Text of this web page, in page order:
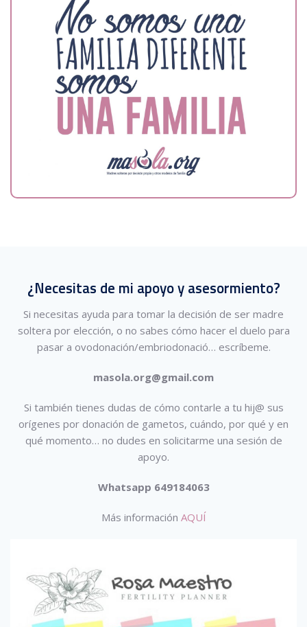
¿Necesitas de mi apoyo y asesormiento?
Si necesitas ayuda para tomar la decisión de ser madre
soltera por elección, o no sabes cómo hacer el duelo para
pasar a ovodonación/embriodonació… escríbeme.
masola.org@gmail.com
Si también tienes dudas de cómo contarle a tu hij@ sus
orígenes por donación de gametos, cuándo, por qué y en
qué momento… no dudes en solicitarme una sesión de
apoyo.
Whatsapp 649184063
Más información AQUÍ